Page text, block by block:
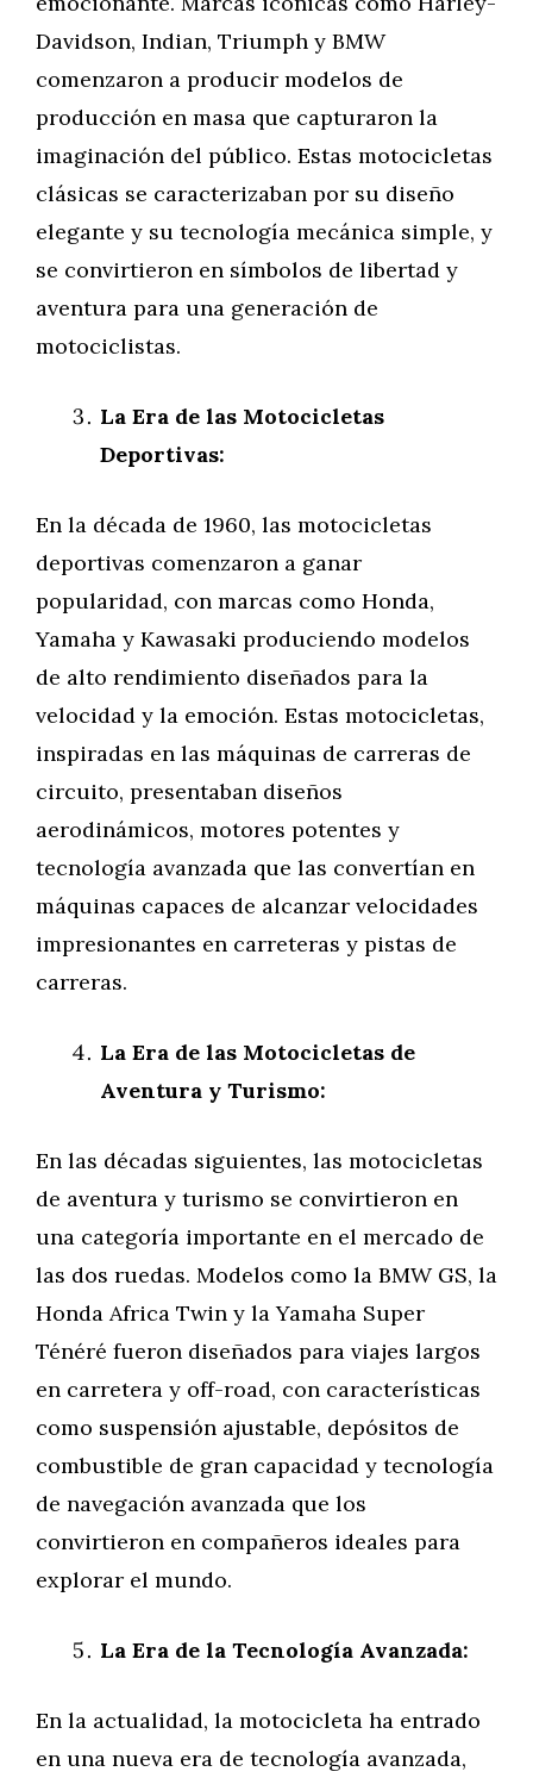
Davidson, Indian, Triumph y BMW
comenzaron a producir modelos de
producción en masa que capturaron la
imaginación del público. Estas motocicletas
clásicas se caracterizaban por su diseño
elegante y su tecnología mecánica simple, y
se convirtieron en símbolos de libertad y
aventura para una generación de
motociclistas.
La Era de las Motocicletas
Deportivas:
En la década de 1960, las motocicletas
deportivas comenzaron a ganar
popularidad, con marcas como Honda,
Yamaha y Kawasaki produciendo modelos
de alto rendimiento diseñados para la
velocidad y la emoción. Estas motocicletas,
inspiradas en las máquinas de carreras de
circuito, presentaban diseños
aerodinámicos, motores potentes y
tecnología avanzada que las convertían en
máquinas capaces de alcanzar velocidades
impresionantes en carreteras y pistas de
carreras.
La Era de las Motocicletas de
Aventura y Turismo:
En las décadas siguientes, las motocicletas
de aventura y turismo se convirtieron en
una categoría importante en el mercado de
las dos ruedas. Modelos como la BMW GS, la
Honda Africa Twin y la Yamaha Super
Ténéré fueron diseñados para viajes largos
en carretera y off-road, con características
como suspensión ajustable, depósitos de
combustible de gran capacidad y tecnología
de navegación avanzada que los
convirtieron en compañeros ideales para
explorar el mundo.
La Era de la Tecnología Avanzada:
En la actualidad, la motocicleta ha entrado
en una nueva era de tecnología avanzada,